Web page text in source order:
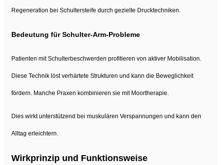
Regeneration bei Schultersteife durch gezielte Drucktechniken.
Bedeutung für Schulter-Arm-Probleme
Patienten mit Schulterbeschwerden profitieren von aktiver Mobilisation.
Diese Technik löst verhärtete Strukturen und kann die Beweglichkeit
fördern. Manche Praxen kombinieren sie mit Moortherapie.
Dies wirkt unterstützend bei muskulären Verspannungen und kann den
Alltag erleichtern.
Wirkprinzip und Funktionsweise